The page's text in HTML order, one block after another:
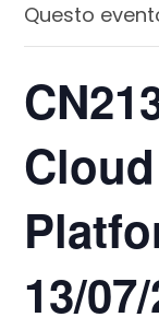
Questo
13/